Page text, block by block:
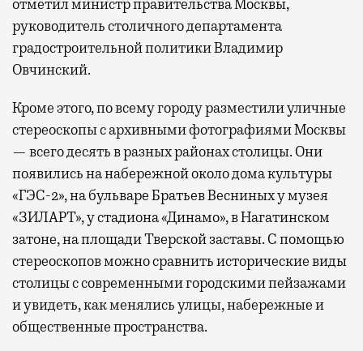
отметил министр правительства Москвы,
руководитель столичного департамента
градостроительной политики Владимир
Овчинский.
Кроме этого, по всему городу разместили уличные
стереоскопы с архивными фотографиями Москвы
— всего десять в разных районах столицы. Они
появились на набережной около дома культуры
«ГЭС-2», на бульваре Братьев Весниных у музея
«ЗИЛАРТ», у стадиона «Динамо», в Нагатинском
затоне, на площади Тверской заставы. С помощью
стереоскопов можно сравнить исторические виды
столицы с современными городскими пейзажами
и увидеть, как менялись улицы, набережные и
общественные пространства.